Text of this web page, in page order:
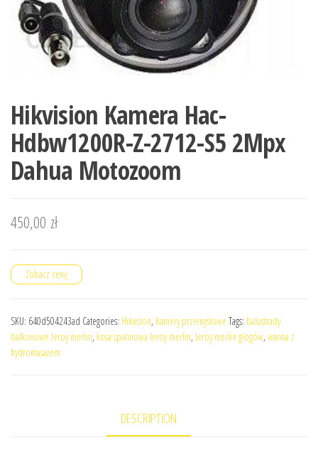
Hikvision Kamera Hac-
Hdbw1200R-Z-2712-S5 2Mpx
Dahua Motozoom
450,00 zł
Zobacz cenę
SKU: 640d504243ad Categories: Hikvision, Kamery przemysłowe Tags: balustrady
balkonowe leroy merlin, kosa spalinowa leroy merlin, leroy merlin głogów, wanna z
hydromasażem
DESCRIPTION